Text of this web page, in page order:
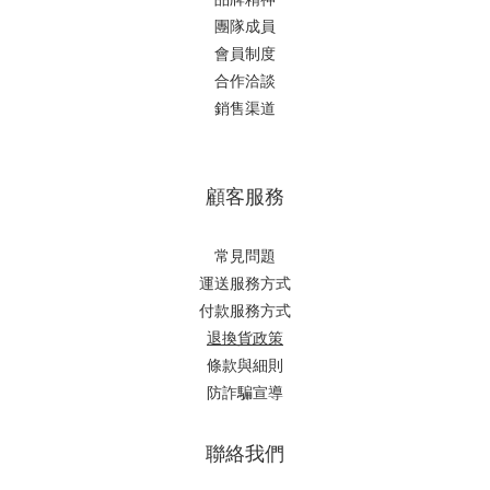
團隊成員
會員制度
合作洽談
銷售渠道
顧客服務
常見問題
運送服務方式
付款服務方式
退換貨政策
條款與細則
防詐騙宣導
聯絡我們